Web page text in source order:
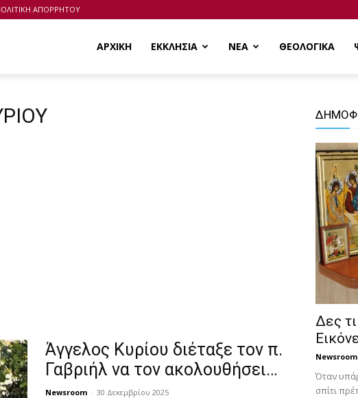
ΑΠΟΡΡΗΤΟΥ
ΑΡΧΙΚΗ ΕΚΚΛΗΣΙΑ ΝΕΑ ΘΕΟΛΟΓΙΚΑ
Άγγελος Κυρίου διέταξε τον π.
Γαβριήλ να τον ακολουθήσει…
Newsroom - 30 Δεκεμβρίου 2025
Δες
Newsroom
Όταν
σπίτι